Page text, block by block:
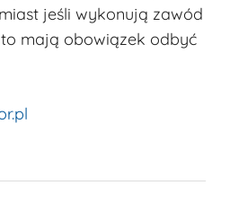
jeśli wykonują zawód
mają obowiązek odbyć